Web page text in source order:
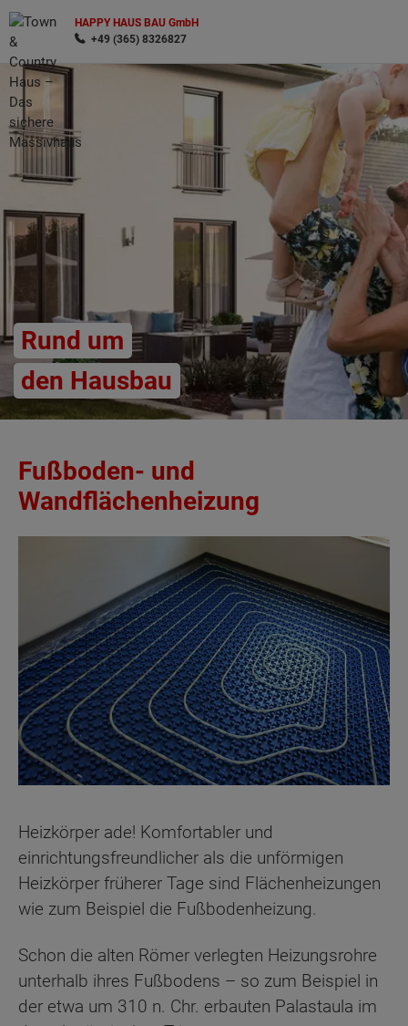
HAPPY HAUS BAU GmbH
+49 (365) 8326827
Rund um
den Hausbau
Fußboden- und
Wandflächenheizung
Heizkörper ade! Komfortabler und
einrichtungsfreundlicher als die unförmigen
Heizkörper früherer Tage sind Flächenheizungen
wie zum Beispiel die Fußbodenheizung.
Schon die alten Römer verlegten Heizungsrohre
unterhalb ihres Fußbodens – so zum Beispiel in
der etwa um 310 n. Chr. erbauten Palastaula im
Wonach möchten Sie suchen?